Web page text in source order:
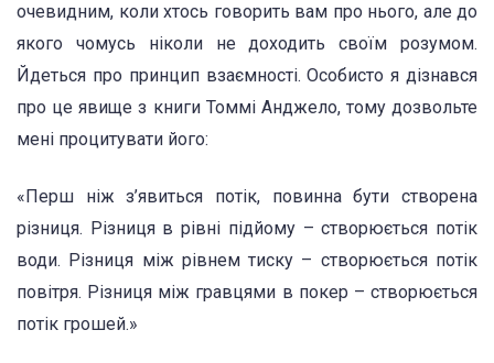
очевидним, коли хтось говорить вам про нього, але до
якого чомусь ніколи не доходить своїм розумом.
Йдеться про принцип взаємності. Особисто я дізнався
про це явище з книги Томмі Анджело, тому дозвольте
мені процитувати його:
«Перш ніж з’явиться потік, повинна бути створена
різниця. Різниця в рівні підйому – створюється потік
води. Різниця між рівнем тиску – створюється потік
повітря. Різниця між гравцями в покер – створюється
потік грошей.»